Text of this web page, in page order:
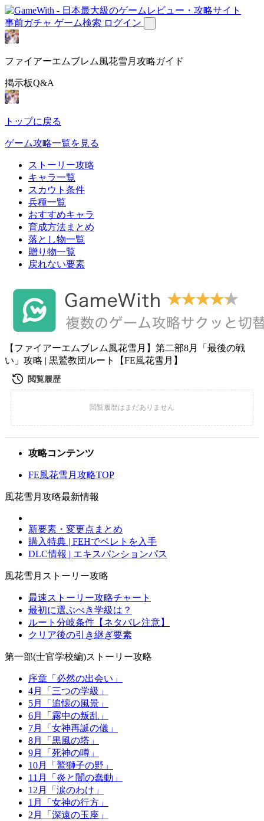
事前ガチャ ゲーム検索 ログイン
ファイアーエムブレム風花雪月攻略ガイド
掲示板Q&A
トップに戻る
ゲーム攻略一覧を見る
ストーリー攻略
キャラ一覧
スカウト条件
兵種一覧
おすすめキャラ
育成方法まとめ
落とし物一覧
贈り物一覧
戻れない要素
【ファイアーエムブレム風花雪月】第二部8月「最後の戦
い」攻略 | 黒鷲教団ルート【FE風花雪月】
攻略コンテンツ
FE風花雪月攻略TOP
風花雪月攻略最新情報
新要素・変更点まとめ
購入特典 | FEHでベレトを入手
DLC情報 | エキスパンションパス
風花雪月ストーリー攻略
最速ストーリー攻略チャート
最初に選ぶべき学級は？
ルート分岐条件【ネタバレ注意】
クリア後の引き継ぎ要素
第一部(士官学校編)ストーリー攻略
序章「必然の出会い」
4月「三つの学級」
5月「追懐の風景」
6月「霧中の叛乱」
7月「女神再誕の儀」
8月「黒風の塔」
9月「死神の噂」
10月「鷲獅子の野」
11月「炎と闇の蠢動」
12月「涙のわけ」
1月「女神の行方」
2月「深遠の玉座」